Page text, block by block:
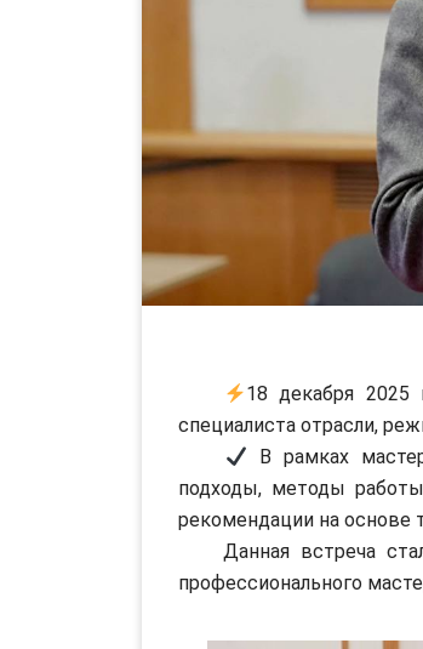
18 декабря 2025
специалиста отрасли,
В рамках
подходы, методы
рекомендации на основе
Данная встреча
профессионального